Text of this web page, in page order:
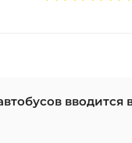
вводится